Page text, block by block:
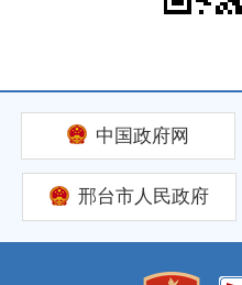
中国政府网
邢台市人民政府